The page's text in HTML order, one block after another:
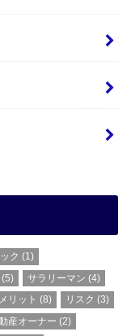
ク (1)
(5) サラリーマン (4)
メリット (8) リスク (3)
産オーナー (2)